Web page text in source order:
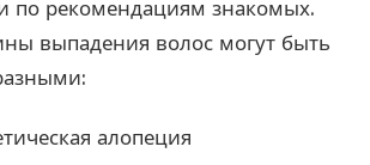
по рекомендациям знакомых.
выпадения волос могут быть
алопеция